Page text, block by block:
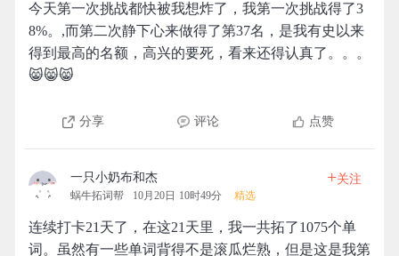
今天第一次挑战都快被我想炸了，我第一次挑战得了3
8%。,而第二次静下心来做得了第37名，是我有史以来
得到最高的名额，高兴的要死，看来还得认真了。。。
😸😸😸
分享 评论 点赞
一只小奶布和杰
蜗牛拓词帮 10月20日 10时49分 精选
+关注
连续打卡21天了，在这21天里，我一共拓了1075个单
词。虽然有一些单词背得不是滚瓜烂熟，但是这是我第